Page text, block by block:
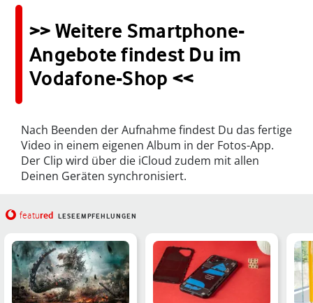
>> Weitere Smartphone-
Angebote findest Du im
Vodafone-Shop <<
Nach Beenden der Aufnahme findest Du das fertige
Video in einem eigenen Album in der Fotos-App.
Der Clip wird über die iCloud zudem mit allen
Deinen Geräten synchronisiert.
featured LESEEMPFEHLUNGEN